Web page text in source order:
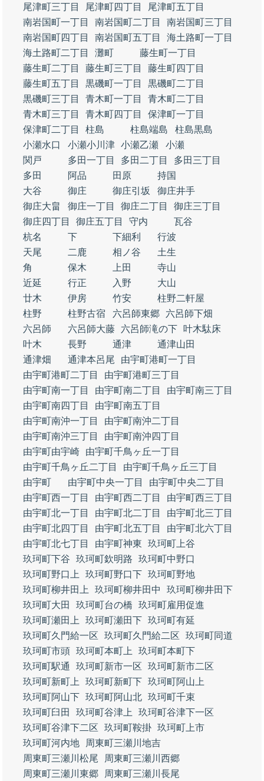
尾津町三丁目
尾津町四丁目
尾津町五丁目
南岩国町一丁目
南岩国町二丁目
南岩国町三丁目
南岩国町四丁目
南岩国町五丁目
海土路町一丁目
海土路町二丁目
灘町
藤生町一丁目
藤生町二丁目
藤生町三丁目
藤生町四丁目
藤生町五丁目
黒磯町一丁目
黒磯町二丁目
黒磯町三丁目
青木町一丁目
青木町二丁目
青木町三丁目
青木町四丁目
保津町一丁目
保津町二丁目
柱島 柱島端島
柱島黒島
小瀬水口
小瀬小川津 小瀬乙瀬
小瀬
関戸
多田一丁目 多田二丁目
多田三丁目
多田
阿品 田原
持国
大谷
御庄 御庄引坂
御庄井手
御庄大畠
御庄一丁目 御庄二丁目
御庄三丁目
御庄四丁目
御庄五丁目 守内
瓦谷
杭名
下 下細利
行波
天尾
二鹿 相ノ谷
土生
角
保木 上田
寺山
近延
行正 入野
大山
廿木
伊房 竹安
柱野二軒屋
柱野
柱野古宿 六呂師東郷
六呂師下畑
六呂師
六呂師大藤 六呂師滝の下
叶木駄床
叶木
長野 通津
通津山田
通津畑
通津本呂尾
由宇町港町一丁目
由宇町港町二丁目
由宇町港町三丁目
由宇町南一丁目
由宇町南二丁目
由宇町南三丁目
由宇町南四丁目
由宇町南五丁目
由宇町南沖一丁目
由宇町南沖二丁目
由宇町南沖三丁目
由宇町南沖四丁目
由宇町由宇崎
由宇町千鳥ヶ丘一丁目
由宇町千鳥ヶ丘二丁目
由宇町千鳥ヶ丘三丁目
由宇町
由宇町中央一丁目
由宇町中央二丁目
由宇町西一丁目
由宇町西二丁目
由宇町西三丁目
由宇町北一丁目
由宇町北二丁目
由宇町北三丁目
由宇町北四丁目
由宇町北五丁目
由宇町北六丁目
由宇町北七丁目
由宇町神東
玖珂町上谷
玖珂町下谷
玖珂町欽明路
玖珂町中野口
玖珂町野口上
玖珂町野口下 玖珂町野地
玖珂町柳井田上
玖珂町柳井田中
玖珂町柳井田下
玖珂町大田
玖珂町台の橋
玖珂町雇用促進
玖珂町瀬田上
玖珂町瀬田下 玖珂町有延
玖珂町久門給一区
玖珂町久門給二区
玖珂町同道
玖珂町市頭 玖珂町本町上
玖珂町本町下
玖珂町駅通
玖珂町新市一区
玖珂町新市二区
玖珂町新町上
玖珂町新町下 玖珂町阿山上
玖珂町阿山下 玖珂町阿山北 玖珂町千束
玖珂町臼田
玖珂町谷津上
玖珂町谷津下一区
玖珂町谷津下二区
玖珂町鞍掛 玖珂町上市
玖珂町河内地
周東町三瀬川地吉
周東町三瀬川松尾
周東町三瀬川西郷
周東町三瀬川東郷
周東町三瀬川長尾